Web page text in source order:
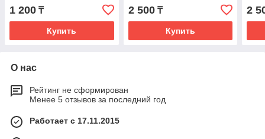
1 200 ₸
Купить
2 500₸
Купить
2
О нас
Рейтинг не сформирован
Менее 5 отзывов за последний год
Работает с 17.11.2015